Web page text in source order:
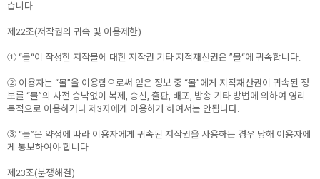
습니다.
제22조(저작권의 귀속 및 이용제한)
① “몰“이 작성한 저작물에 대한 저작권 기타 지적재산권은 ”몰“에 귀속합니다.
② 이용자는 “몰”을 이용함으로써 얻은 정보 중 “몰”에게 지적재산권이 귀속된 정
보를 “몰”의 사전 승낙없이 복제, 송신, 출판, 배포, 방송 기타 방법에 의하여 영리
목적으로 이용하거나 제3자에게 이용하게 하여서는 안됩니다.
③ “몰”은 약정에 따라 이용자에게 귀속된 저작권을 사용하는 경우 당해 이용자에
게 통보하여야 합니다.
제23조(분쟁해결)